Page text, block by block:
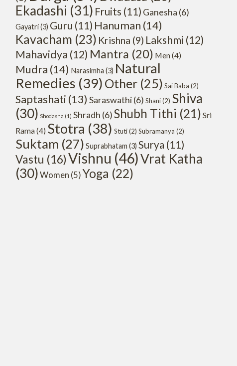
Ekadashi (31) Fruits (11) Ganesha (6)
Gayatri(3) Guru (11) Hanuman (14)
Kavacham (23) Krishna (9) Lakshmi (12)
Mahavidya (12) Mantra (20) Men(4)
Mudra (14) Narasimha (3) Natural
Remedies (39) Other (25) Sai Baba (2)
Saptashati (13) Saraswathi(6) Shani(2) Shiva
(30) Shodasha (1) Shradh (6)Shubh Tithi (21) Sri
Rama(4) Stotra (38) Stuti(2) Subramanya (2)
Suktam (27) Suprabhatam (3) Surya (11)
Vastu (16)Vishnu (46)Vrat Katha
(30)Women (5)Yoga (22)